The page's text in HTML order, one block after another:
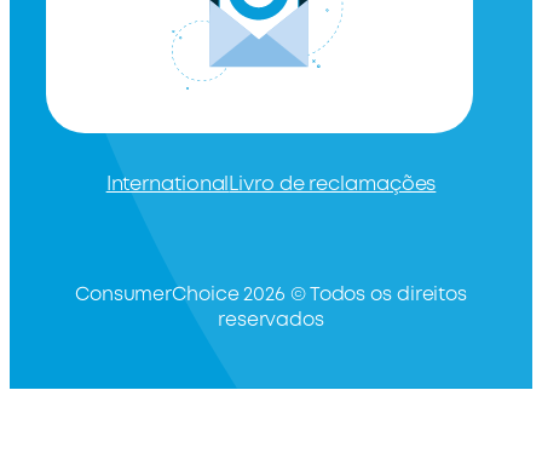
International Livro de reclamações
ConsumerChoice 2026 © Todos os direitos
reservados